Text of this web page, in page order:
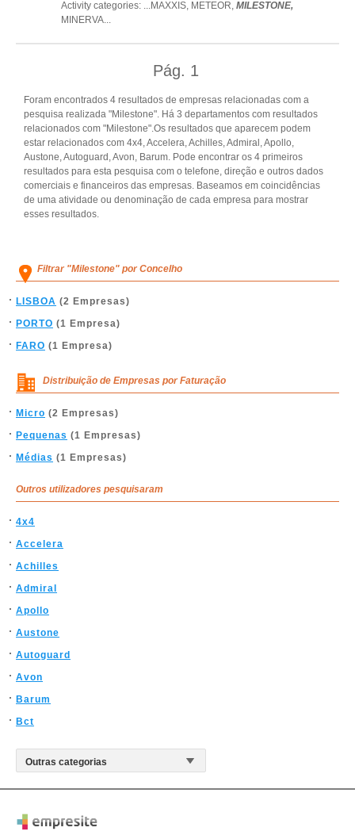
Activity categories: ...MAXXIS, METEOR, MILESTONE,
MINERVA...
Pág. 1
Foram encontrados 4 resultados de empresas relacionadas com a
pesquisa realizada "Milestone". Há 3 departamentos com resultados
relacionados com "Milestone".Os resultados que aparecem podem
estar relacionados com 4x4, Accelera, Achilles, Admiral, Apollo,
Austone, Autoguard, Avon, Barum. Pode encontrar os 4 primeiros
resultados para esta pesquisa com o telefone, direção e outros dados
comerciais e financeiros das empresas. Baseamos em coincidências
de uma atividade ou denominação de cada empresa para mostrar
esses resultados.
Filtrar "Milestone" por Concelho
LISBOA (2 Empresas)
PORTO (1 Empresa)
FARO (1 Empresa)
Distribuição de Empresas por Faturação
Micro (2 Empresas)
Pequenas (1 Empresas)
Médias (1 Empresas)
Outros utilizadores pesquisaram
4x4
Accelera
Achilles
Admiral
Apollo
Austone
Autoguard
Avon
Barum
Bct